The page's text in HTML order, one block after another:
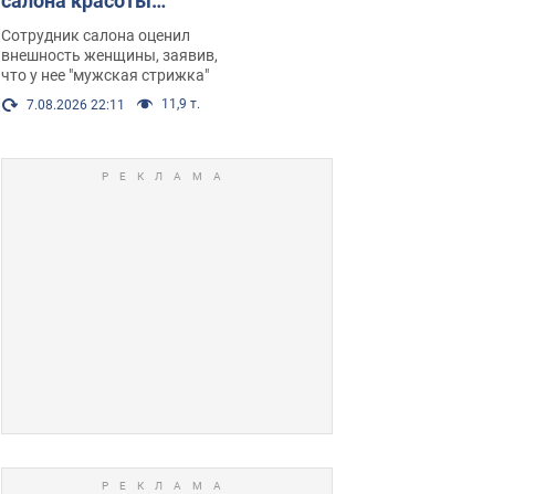
оскорбил женщину
после химиотерапии,
разгорелся скандал.
Фото
Сотрудник салона оценил
внешность женщины, заявив,
что у нее "мужская стрижка"
7.08.2026 22:11 11,9 т.